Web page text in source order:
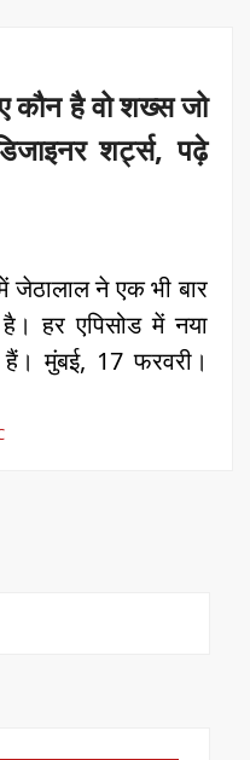
है वो शख्स जो
शर्ट्स, पढ़े
ने एक भी बार
है। हर एपिसोड में नया
हैं। मुंबई, 17 फरवरी।